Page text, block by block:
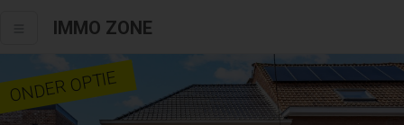
IMMO ZONE
ONDER OPTIE